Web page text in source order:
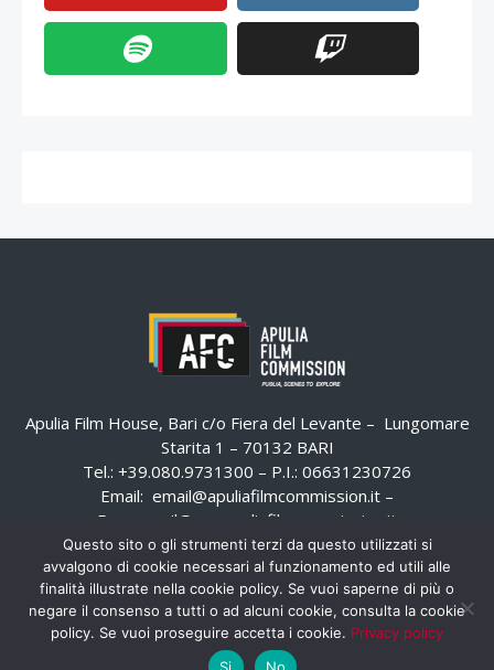
Apulia Film House, Bari c/o Fiera del Levante – Lungomare
Starita 1 – 70132 BARI
Tel.: +39.080.9731300 – P.I.: 06631230726
Email: email@apuliafilmcommission.it –
Pec:
email@pec.apuliafilmcommission.it
Questo sito o gli strumenti terzi da questo utilizzati si
avvalgono di cookie necessari al funzionamento ed utili alle
finalità illustrate nella cookie policy. Se vuoi saperne di più o
negare il consenso a tutti o ad alcuni cookie, consulta la cookie
policy. Se vuoi proseguire accetta i cookie. Privacy policy
Si
No